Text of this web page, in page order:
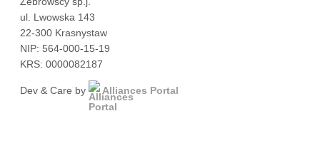
ul. Lwowska 143
22-300 Krasnystaw
NIP: 564-000-15-19
KRS: 0000082187
Dev & Care by Alliances Portal